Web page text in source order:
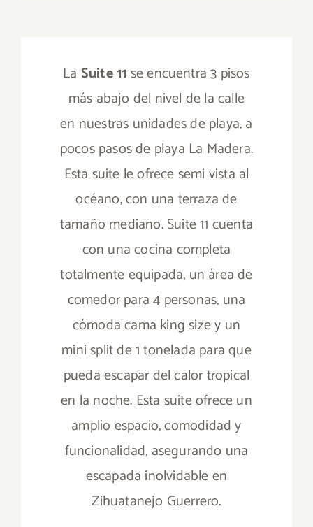
La Suite 11 se encuentra 3 pisos
más abajo del nivel de la calle
en nuestras unidades de playa, a
pocos pasos de playa La Madera.
Esta suite le ofrece semi vista al
océano, con una terraza de
tamaño mediano. Suite 11 cuenta
con una cocina completa
totalmente equipada, un área de
comedor para 4 personas, una
cómoda cama king size y un
mini split de 1 tonelada para que
pueda escapar del calor tropical
en la noche. Esta suite ofrece un
amplio espacio, comodidad y
funcionalidad, asegurando una
escapada inolvidable en
Zihuatanejo Guerrero.